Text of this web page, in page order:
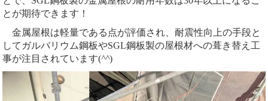
とが期待できます！
金属屋根は軽量である点が評価され、耐震性向上の手段と
してガルバリウム鋼板やSGL鋼板製の屋根材への葺き替え工
事が注目されています(^^)